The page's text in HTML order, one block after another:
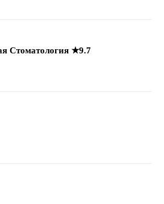
Стоматология ★9.7